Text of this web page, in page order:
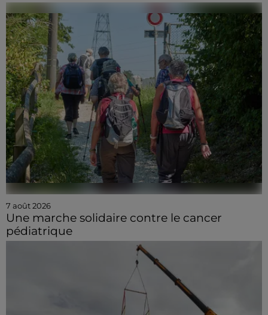
7 août 2026
Une marche solidaire contre le cancer
pédiatrique